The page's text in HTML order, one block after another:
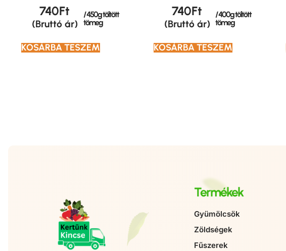
740Ft
(Bruttó ár)
/ 450g töltött
tömeg
KOSÁRBA TESZEM
740Ft
(Bruttó ár)
/ 400g töltött
tömeg
KOSÁRBA TESZEM
Termékek
Gyümölcsök
Zöldségek
Fűszerek